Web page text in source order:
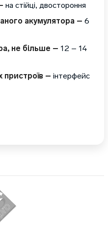
на стійці, двостороння
акумулятора – 6
не більше – 12 – 14
пристроїв – інтерфейс